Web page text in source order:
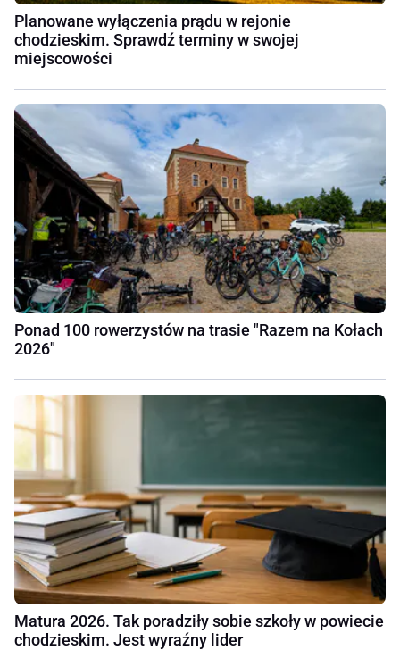
Planowane wyłączenia prądu w rejonie
chodzieskim. Sprawdź terminy w swojej
miejscowości
Ponad 100 rowerzystów na trasie "Razem na Kołach
2026"
Matura 2026. Tak poradziły sobie szkoły w powiecie
chodzieskim. Jest wyraźny lider